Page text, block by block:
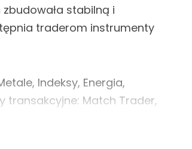
stabilną i
traderom instrumenty
Indeksy, Energia,
transakcyjne: Match Trader,
wynosi 1 400 000 USD.